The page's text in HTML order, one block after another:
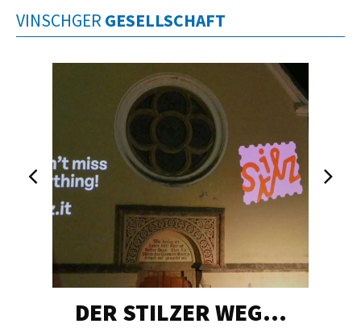
VINSCHGER GESELLSCHAFT
DER STILZER WEG…